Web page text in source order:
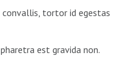
convallis, tortor id egestas
est gravida non.